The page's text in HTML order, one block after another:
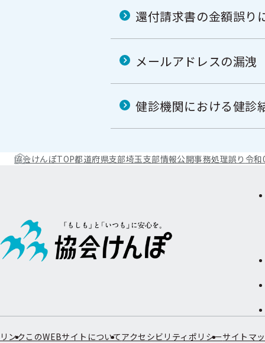
還付請求書の金額誤り
メールアドレスの漏洩
健診機関における健診
協会けんぽTOP都道府県支部埼玉支部情報公開事務処理誤り 令和
リンク このWEBサイトについてアクセシビリティポリシーサイトマ